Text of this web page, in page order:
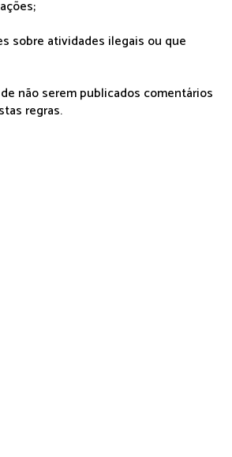
sobre atividades ilegais ou que
não serem publicados comentários
regras.